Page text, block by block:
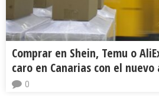
Comprar en Shein, Temu o
caro en Canarias con el
0